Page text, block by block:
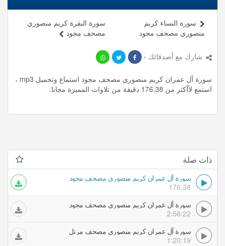
سورة البقرة كريم منصوري
مصحف مجود
سورة النساء كريم
منصوري مصحف مجود
شارك مع أصدقائك ›
سورة آل عمران كريم منصوري مصحف مجود استماع وتحميل mp3 ،
استمع لأأكثر من 176.38 دقيقة من تلاوات المميزة مجانا.
ذات صلة
سورة آل عمران كريم منصوري مصحف مجود
176.38
سورة آل عمران كريم منصوري مصحف مجود
2:56:22
سورة آل عمران كريم منصوري مصحف مرتل
1:20:19